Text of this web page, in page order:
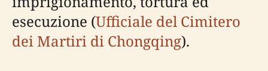
esecuzione (Ufficiale del Cimitero
dei Martiri di Chongqing).